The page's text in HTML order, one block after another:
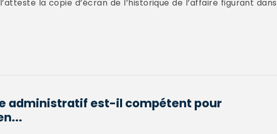
la copie d’écran de l’historique de l’affaire figurant dans
administratif est-il compétent pour